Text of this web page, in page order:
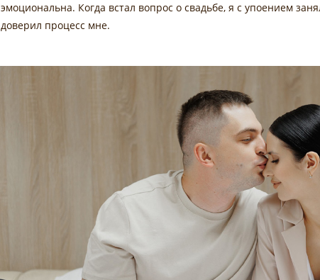
эмоциональна. Когда встал вопрос о свадьбе, я с упоением
доверил процесс мне.